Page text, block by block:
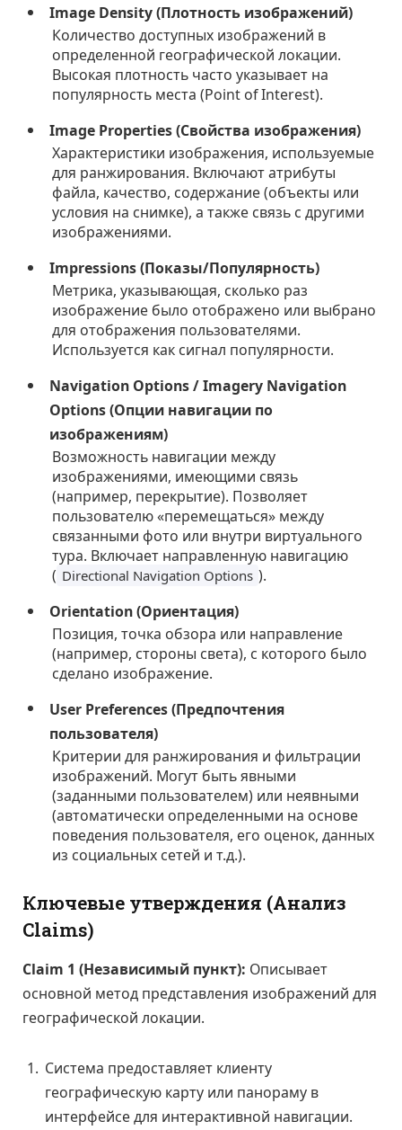
Image Density (Плотность изображений)
Количество доступных изображений в
определенной географической локации.
Высокая плотность часто указывает на
популярность места (Point of Interest).
Image Properties (Свойства изображения)
Характеристики изображения, используемые
для ранжирования. Включают атрибуты
файла, качество, содержание (объекты или
условия на снимке), а также связь с другими
изображениями.
Impressions (Показы/Популярность)
Метрика, указывающая, сколько раз
изображение было отображено или выбрано
для отображения пользователями.
Используется как сигнал популярности.
Navigation Options / Imagery Navigation
Options (Опции навигации по
изображениям)
Возможность навигации между
изображениями, имеющими связь
(например, перекрытие). Позволяет
пользователю «перемещаться» между
связанными фото или внутри виртуального
тура. Включает направленную навигацию
( Directional Navigation Options ).
Orientation (Ориентация)
Позиция, точка обзора или направление
(например, стороны света), с которого было
сделано изображение.
User Preferences (Предпочтения
пользователя)
Критерии для ранжирования и фильтрации
изображений. Могут быть явными
(заданными пользователем) или неявными
(автоматически определенными на основе
поведения пользователя, его оценок, данных
из социальных сетей и т.д.).
Ключевые утверждения (Анализ
Claims)
Claim 1 (Независимый пункт): Описывает
основной метод представления изображений для
географической локации.
Система предоставляет клиенту
географическую карту или панораму в
интерфейсе для интерактивной навигации.